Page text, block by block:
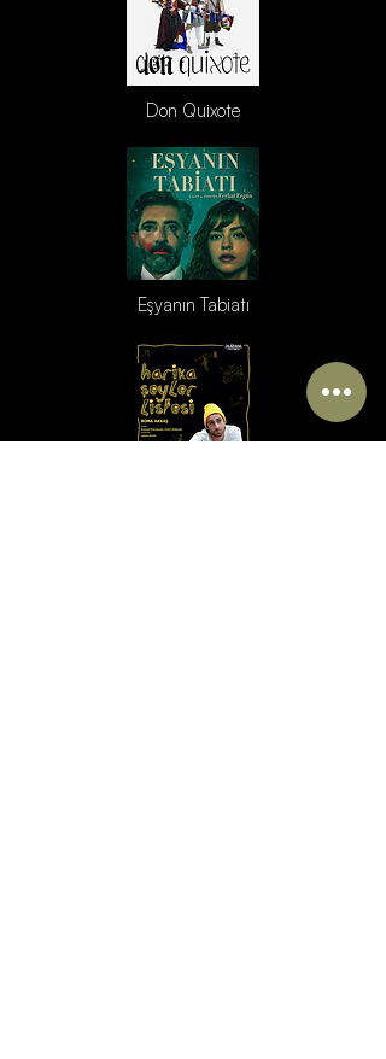
Don Quixote
Eşyanın Tabiatı